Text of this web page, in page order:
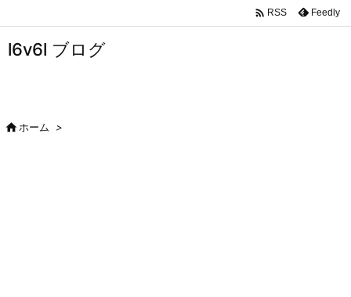
 RSS Feedly
l6v6l ブログ
ホーム >